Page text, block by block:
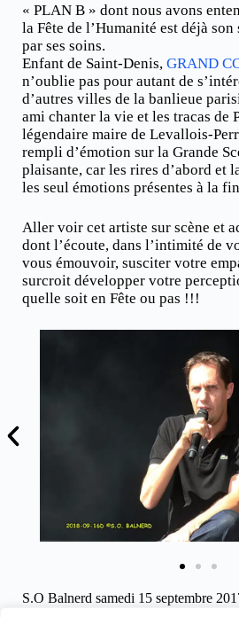
« PLAN B » dont nous avons
la Fête de l’Humanité est déjà
par ses soins.
Enfant de Saint-Denis, GRAND
n’oublie pas pour autant de
d’autres villes de la banlieue
ami chanter la vie et les tracas de
légendaire maire de Levallois-
rempli d’émotion sur la Grande
plaisante, car les rires d’abord et
les seul émotions présentes à la
Aller voir cet artiste sur scène et
dont l’écoute, dans l’intimité de
vous émouvoir, susciter votre
surcroit développer votre
quelle soit en Fête ou pas !!!
S.O Balnerd samedi 15 septembre